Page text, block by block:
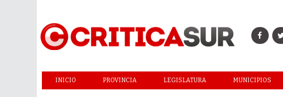
INICIO PROVINCIA LEGISLATURA MUNICIPIOS